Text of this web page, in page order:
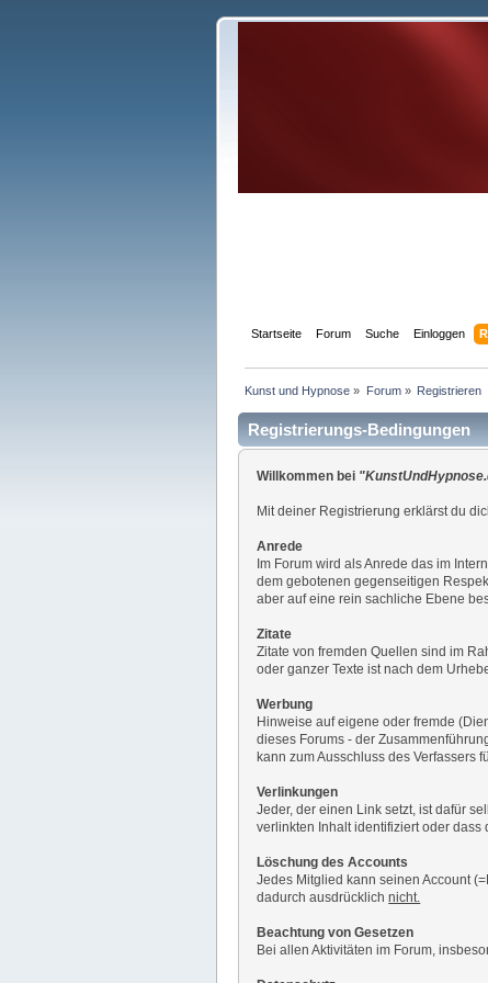
Startseite Forum Suche Einloggen
Kunst und Hypnose » Forum» Registrieren
Registrierungs-Bedingungen
Willkommen bei
Mit deiner Registrierung erklärst du
Anrede
Im Forum wird als Anrede das im
dem gebotenen gegenseitigen
aber auf eine rein sachliche Ebene
Zitate
Zitate von fremden Quellen sind im
oder ganzer Texte ist nach dem
Werbung
Hinweise auf eigene oder fremde
dieses Forums - der
kann zum Ausschluss des Verfassers
Verlinkungen
Jeder, der einen Link setzt, ist dafür
verlinkten Inhalt identifiziert oder dass
Löschung des Accounts
Jedes Mitglied kann seinen Account
dadurch ausdrücklichnicht.
Beachtung von Gesetzen
Bei allen Aktivitäten im Forum,